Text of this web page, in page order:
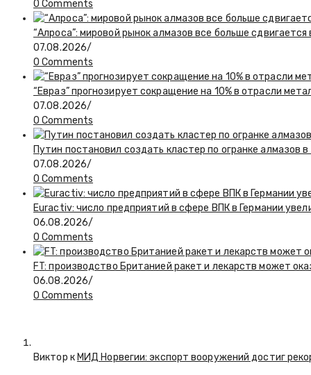
0 Comments
“Алроса”: мировой рынок алмазов все больше
07.08.2026/
0 Comments
“Евраз” прогнозирует сокращение на 10% в отрасли
07.08.2026/
0 Comments
Путин постановил создать кластер по огранке алмазов
07.08.2026/
0 Comments
Euractiv: число предприятий в сфере ВПК в Германии
06.08.2026/
0 Comments
FT: производство Британией ракет и лекарств может
06.08.2026/
0 Comments
Виктор кМИД Норвегии: экспорт вооружений достиг